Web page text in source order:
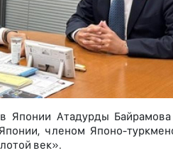
Японии Атадурды
членом Японо-
век».